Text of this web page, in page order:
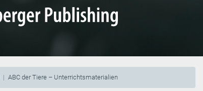
ABC der Tiere – Unterrichtsmaterialien